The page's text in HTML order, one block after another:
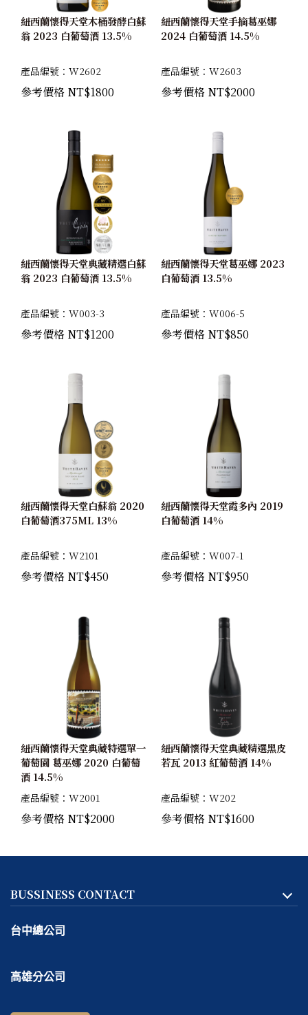
紐西蘭懷得天堂木桶發酵白蘇
翁 2023 白葡萄酒 13.5%
產品編號：W2602
參考價格 NT$1800
紐西蘭懷得天堂手摘葛巫娜
2024 白葡萄酒 14.5%
產品編號：W2603
參考價格 NT$2000
紐西蘭懷得天堂典藏精選白蘇
翁 2023 白葡萄酒 13.5%
產品編號：W003-3
參考價格 NT$1200
紐西蘭懷得天堂葛巫娜 2023
白葡萄酒 13.5%
產品編號：W006-5
參考價格 NT$850
紐西蘭懷得天堂白蘇翁 2020
白葡萄酒375ML 13%
產品編號：W2101
參考價格 NT$450
紐西蘭懷得天堂霞多內 2019
白葡萄酒 14%
產品編號：W007-1
參考價格 NT$950
紐西蘭懷得天堂典藏特選單一
葡萄園 葛巫娜 2020 白葡萄
酒 14.5%
產品編號：W2001
參考價格 NT$2000
紐西蘭懷得天堂典藏精選黑皮
若瓦 2013 紅葡萄酒 14%
產品編號：W202
參考價格 NT$1600
BUSSINESS CONTACT
台中總公司
客服專線：
高雄分公司